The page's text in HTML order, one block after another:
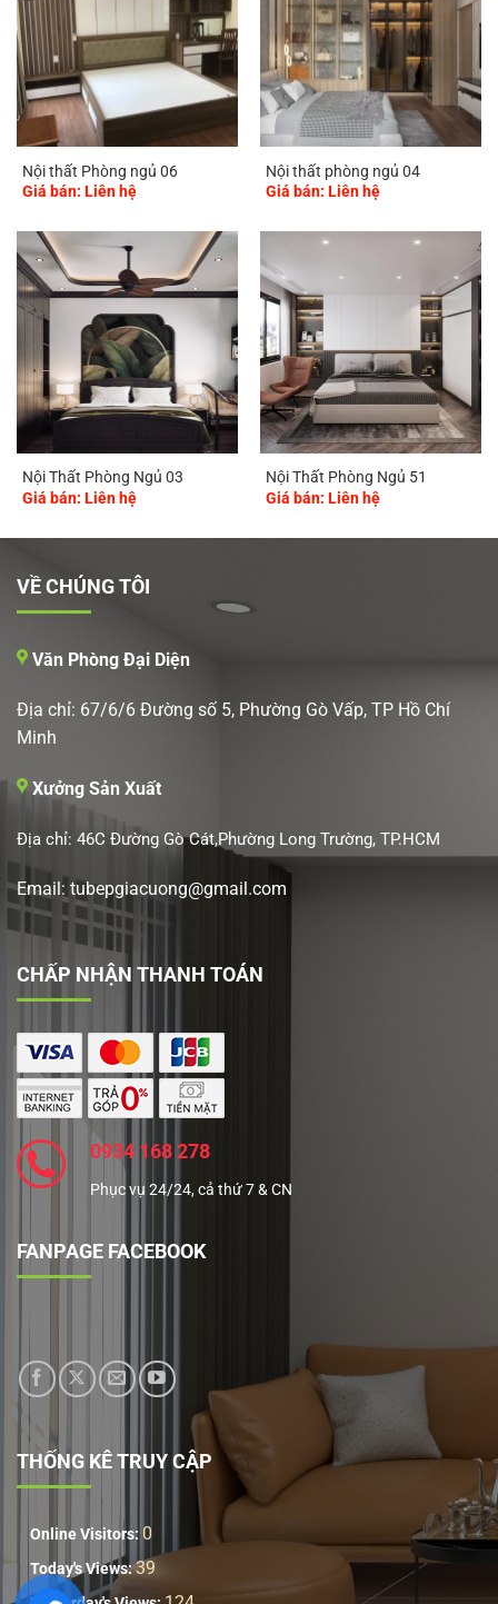
Nội thất Phòng ngủ 06
Giá bán: Liên hệ
Nội thất phòng ngủ 04
Giá bán: Liên hệ
Nội Thất Phòng Ngủ 03
Giá bán: Liên hệ
Nội Thất Phòng Ngủ 51
Giá bán: Liên hệ
VỀ CHÚNG TÔI
Văn Phòng Đại Diện
Địa chỉ: 67/6/6 Đường số 5, Phường Gò Vấp, TP Hồ Chí
Minh
Xưởng Sản Xuất
Địa chỉ: 46C Đường Gò Cát,Phường Long Trường, TP.HCM
Email: tubepgiacuong@gmail.com
CHẤP NHẬN THANH TOÁN
0934 168 278
Phục vụ 24/24, cả thứ 7 & CN
FANPAGE FACEBOOK
THỐNG KÊ TRUY CẬP
Online Visitors: 0
Today's Views:39